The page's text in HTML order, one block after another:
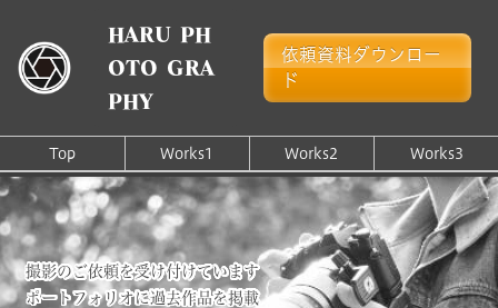
HARU PH
OTO GRA
PHY
依頼資料ダウンロー
ド
Top Works1 Works2 Works3
撮影のご依頼を受け付けています
ポートフォリオに過去作品を掲載